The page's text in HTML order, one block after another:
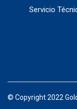
Servicio
© Copyright 2022